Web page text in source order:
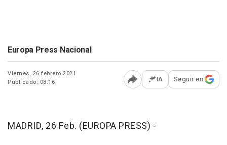
Europa Press Nacional
Viernes, 26 febrero 2021
Publicado: 08:16
Abrir opciones para
IA Seguir en
MADRID, 26 Feb. (EUROPA PRESS) -